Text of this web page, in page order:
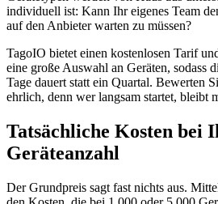
individuell ist: Kann Ihr eigenes Team
auf den Anbieter warten zu müssen?
TagoIO bietet einen kostenlosen Tarif
eine große Auswahl an Geräten, sodass
Tage dauert statt ein Quartal. Bewerten
ehrlich, denn wer langsam startet, bleibt
Tatsächliche Kosten bei
Geräteanzahl
Der Grundpreis sagt fast nichts aus.